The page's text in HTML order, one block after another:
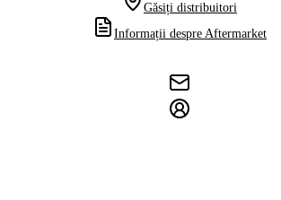
Găsiți distribuitori
Informații despre Aftermarket